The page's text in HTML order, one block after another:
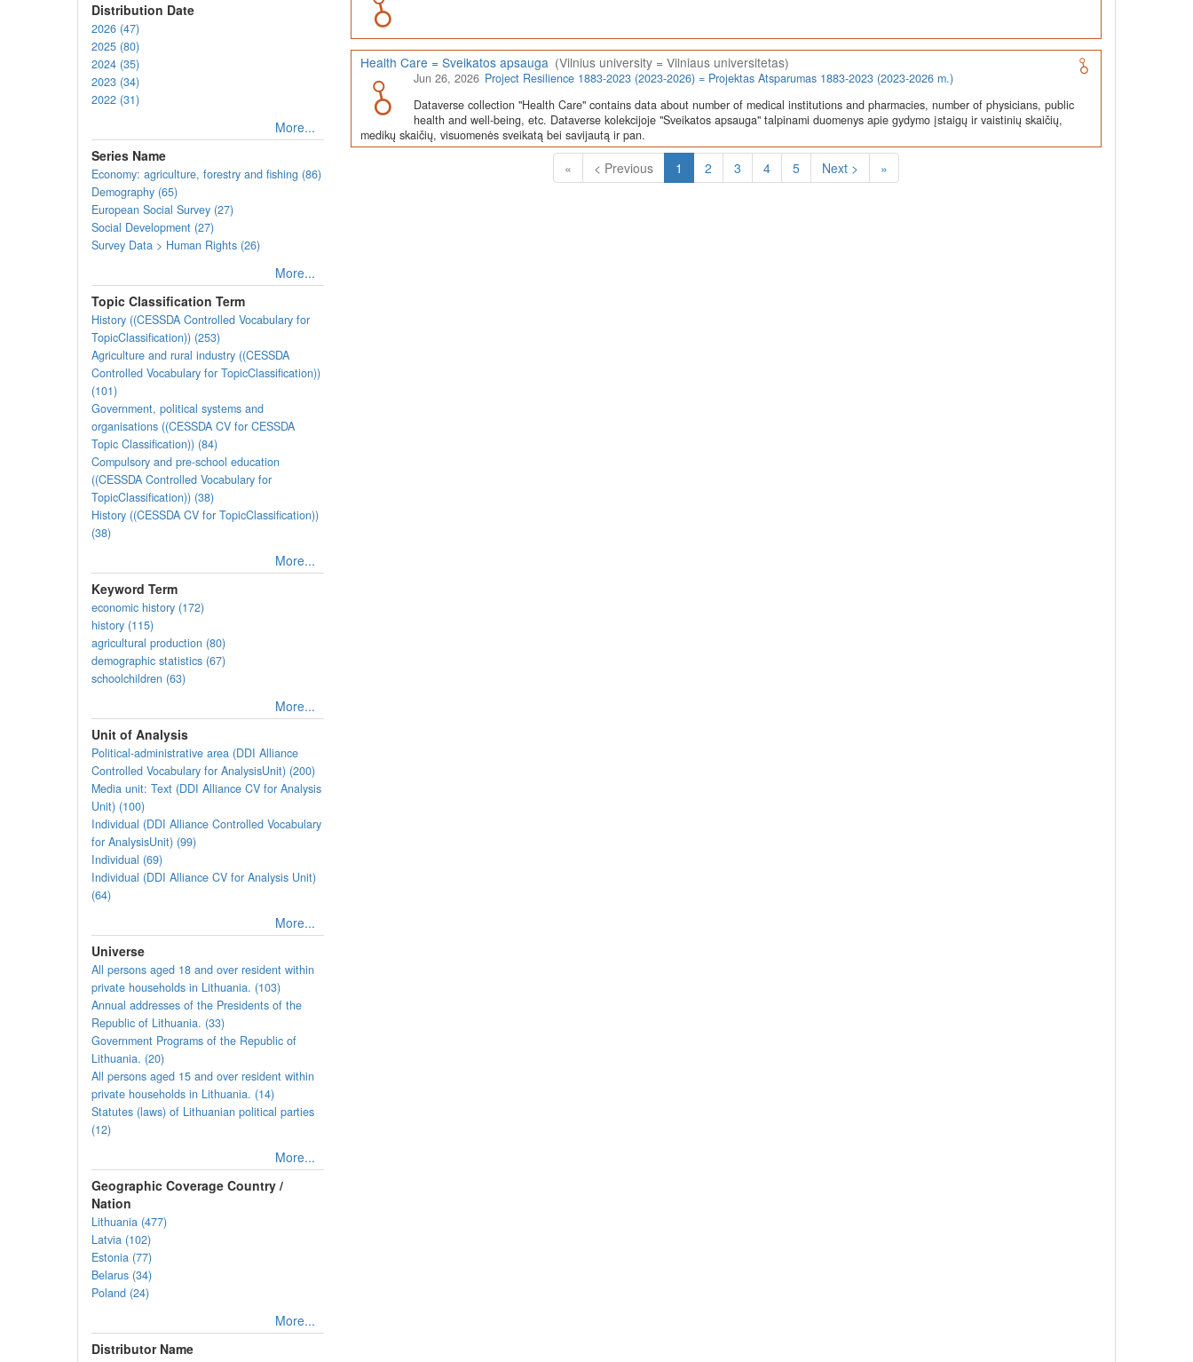
Distribution Date
2026 (47)
2025 (80)
2024 (35)
2023 (34)
2022 (31)
More...
Series Name
Economy: agriculture, forestry and fishing (86)
Demography (65)
European Social Survey (27)
Social Development (27)
Survey Data > Human Rights (26)
More...
Topic Classification Term
History ((CESSDA Controlled Vocabulary for
TopicClassification)) (253)
Agriculture and rural industry ((CESSDA
Controlled Vocabulary for TopicClassification))
(101)
Government, political systems and
organisations ((CESSDA CV for CESSDA
Topic Classification)) (84)
Compulsory and pre-school education
((CESSDA Controlled Vocabulary for
TopicClassification)) (38)
History ((CESSDA CV for TopicClassification))
(38)
More...
Keyword Term
economic history (172)
history (115)
agricultural production (80)
demographic statistics (67)
schoolchildren (63)
More...
Unit of Analysis
Political-administrative area (DDI Alliance
Controlled Vocabulary for AnalysisUnit) (200)
Media unit: Text (DDI Alliance CV for Analysis
Unit) (100)
Individual (DDI Alliance Controlled Vocabulary
for AnalysisUnit) (99)
Individual (69)
Individual (DDI Alliance CV for Analysis Unit)
(64)
More...
Universe
All persons aged 18 and over resident within
private households in Lithuania. (103)
Annual addresses of the Presidents of the
Republic of Lithuania. (33)
Government Programs of the Republic of
Lithuania. (20)
All persons aged 15 and over resident within
private households in Lithuania. (14)
Statutes (laws) of Lithuanian political parties
(12)
More...
Geographic Coverage Country /
Nation
Lithuania (477)
Latvia (102)
Estonia (77)
Belarus (34)
Poland (24)
More...
Distributor Name
Health Care = Sveikatos apsauga (Vilnius university = Vilniaus universitetas)
Jun 26, 2026 Project Resilience 1883-2023 (2023-2026) = Projektas Atsparumas 1883-2023 (2023-2026 m.)
Dataverse collection "Health Care" contains data about number of medical institutions and pharmacies, number of physicians, public
health and well-being, etc. Dataverse kolekcijoje "Sveikatos apsauga" talpinami duomenys apie gydymo įstaigų ir vaistinių skaičių,
medikų skaičių, visuomenės sveikatą bei savijautą ir pan.
« < Previous 1 (Current)
2 3 4 5 Next > »